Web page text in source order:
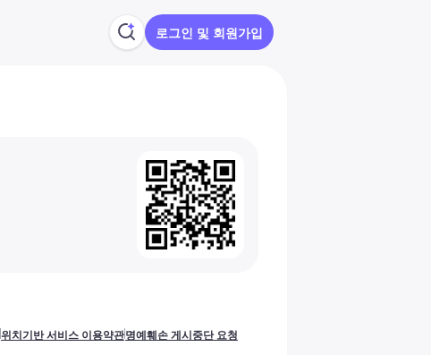
로그인 및 회원가입
위치기반 서비스 이용약관명예훼손 게시중단 요청